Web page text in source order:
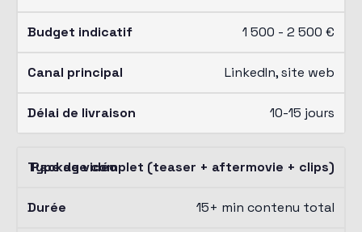
1 500 - 2 500 €
LinkedIn, site web
10-15 jours
Package complet (teaser + aftermovie + clips)
15+ min contenu total